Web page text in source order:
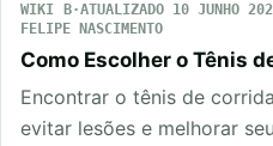
WIKI ATUALIZADO 10 JUNHO
FELIPE NASCIMENTO
Como Escolher o Tênis
Encontrar o tênis de
evitar lesões e melhorar